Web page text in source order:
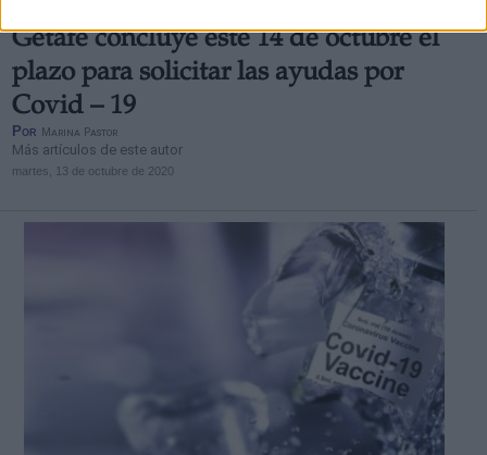
Getafe concluye este 14 de octubre el
plazo para solicitar las ayudas por
Covid – 19
Por Marina Pastor
Más artículos de este autor
martes, 13 de octubre de 2020